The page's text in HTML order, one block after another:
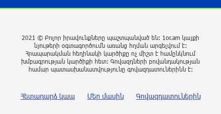
համագործակցության հեռանկարները
13 ժամ առաջ
վերադառնալուն
2021 © Բոլոր իրավունքները պաշտպանված են: 1or.am կայքի
նյութերի օգտագործումն առանց հղման արգելվում է:
Հրապարակման հեղինակի կարծիքը ոչ միշտ է համընկնում
խմբագրության կարծիքի հետ: Գովազդների բովանդակության
համար պատասխանատվությունը գովազդատուներինն է:
Հետադարձ կապ Մեր մասին Գովազդատուներին